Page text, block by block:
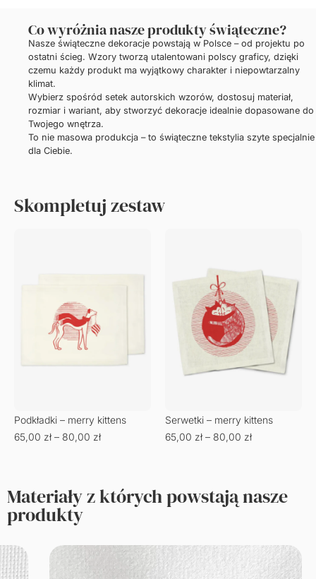
Co wyróżnia nasze produkty świąteczne?
Nasze świąteczne dekoracje powstają w Polsce – od projektu po
ostatni ścieg. Wzory tworzą utalentowani polscy graficy, dzięki
czemu każdy produkt ma wyjątkowy charakter i niepowtarzalny
klimat.
Wybierz spośród setek autorskich wzorów, dostosuj materiał,
rozmiar i wariant, aby stworzyć dekoracje idealnie dopasowane do
Twojego wnętrza.
To nie masowa produkcja – to świąteczne tekstylia szyte specjalnie
dla Ciebie.
Skompletuj zestaw
Podkładki – merry kittens
65,00 zł – 80,00 zł
Serwetki – merry kittens
65,00 zł – 80,00 zł
Materiały z których powstają nasze
produkty